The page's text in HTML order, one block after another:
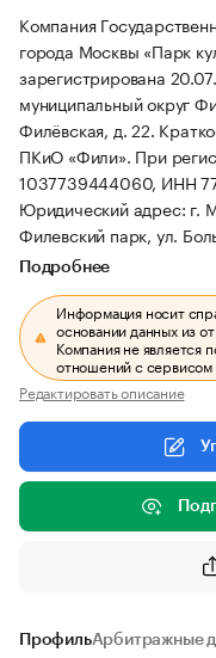
Компания
города Москвы «Парк
зарегистрирована
муниципальный округ
Филёвская, д. 22.
ПКиО «Фили». При
1037739444060, ИНН
Юридический адрес: г.
Филевский парк, ул.
Подробнее
Информация носит
основании данных из
Компания не является
отношений с сервисом
Редактировать описание
ПрофильАрбитражные